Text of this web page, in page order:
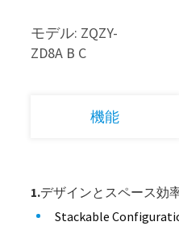
モデル: ZQZY-
ZD8A B C
機能
1.デザインとスペース効
Stackable